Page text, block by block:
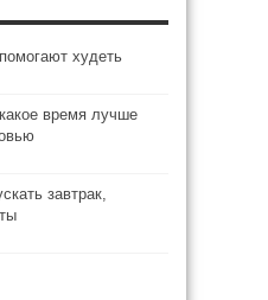
худеть
время лучше
завтрак,